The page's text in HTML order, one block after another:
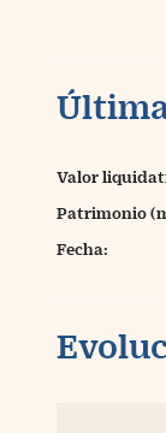
Valor
Patrimonio
Fecha: